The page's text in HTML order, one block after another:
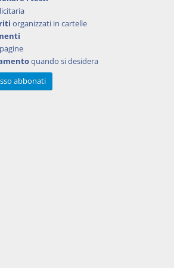
organizzati in cartelle
quando si desidera
abbonati